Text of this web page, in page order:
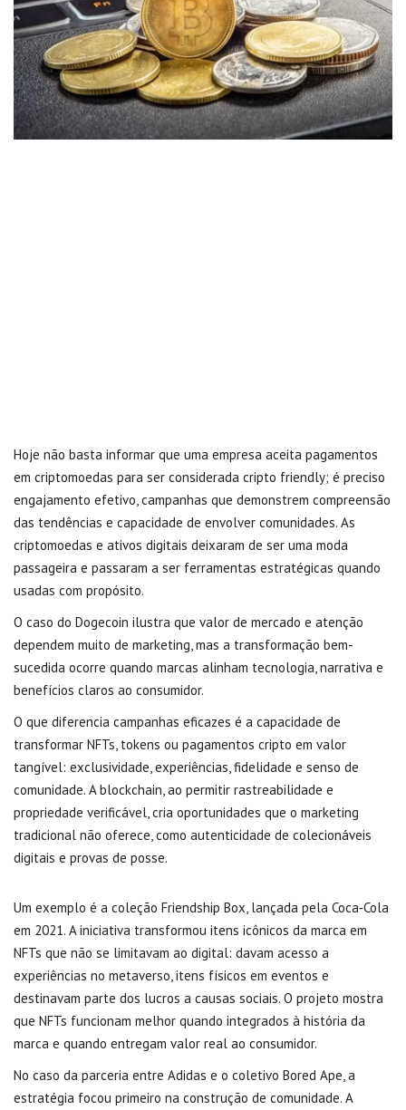
Hoje não basta informar que uma empresa aceita pagamentos
em criptomoedas para ser considerada cripto friendly; é preciso
engajamento efetivo, campanhas que demonstrem compreensão
das tendências e capacidade de envolver comunidades. As
criptomoedas e ativos digitais deixaram de ser uma moda
passageira e passaram a ser ferramentas estratégicas quando
usadas com propósito.
O caso do Dogecoin ilustra que valor de mercado e atenção
dependem muito de marketing, mas a transformação bem-
sucedida ocorre quando marcas alinham tecnologia, narrativa e
benefícios claros ao consumidor.
O que diferencia campanhas eficazes é a capacidade de
transformar NFTs, tokens ou pagamentos cripto em valor
tangível: exclusividade, experiências, fidelidade e senso de
comunidade. A blockchain, ao permitir rastreabilidade e
propriedade verificável, cria oportunidades que o marketing
tradicional não oferece, como autenticidade de colecionáveis
digitais e provas de posse.
Um exemplo é a coleção Friendship Box, lançada pela Coca‑Cola
em 2021. A iniciativa transformou itens icônicos da marca em
NFTs que não se limitavam ao digital: davam acesso a
experiências no metaverso, itens físicos em eventos e
destinavam parte dos lucros a causas sociais. O projeto mostra
que NFTs funcionam melhor quando integrados à história da
marca e quando entregam valor real ao consumidor.
No caso da parceria entre Adidas e o coletivo Bored Ape, a
estratégia focou primeiro na construção de comunidade. A